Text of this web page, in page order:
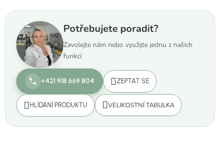
Potřebujete poradit?
Zavolejte nám nebo využijte jednu z našich
funkcí
+421 918 669 804 ZEPTAT SE
HLÍDÁNÍ PRODUKTU VELIKOSTNÍ TABULKA